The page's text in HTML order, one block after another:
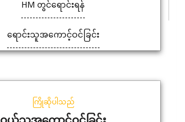
HM တွင်ရောင်းရန်
ရောင်းသူအကောင့်ဝင်ခြင်း
ကြိုဆိုပါသည်